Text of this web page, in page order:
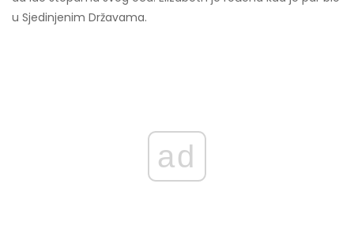
u Sjedinjenim Državama.
ad